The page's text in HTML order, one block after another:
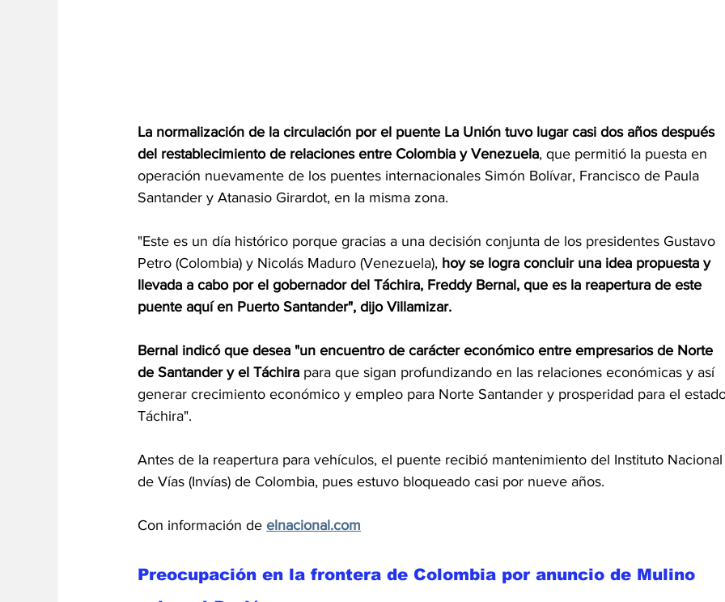
La normalización de la circulación por el puente La Unión tuvo lugar casi dos años después
del restablecimiento de relaciones entre Colombia y Venezuela, que permitió la puesta en
operación nuevamente de los puentes internacionales Simón Bolívar, Francisco de Paula
Santander y Atanasio Girardot, en la misma zona.
"Este es un día histórico porque gracias a una decisión conjunta de los presidentes Gustavo
Petro (Colombia) y Nicolás Maduro (Venezuela), hoy se logra concluir una idea propuesta y
llevada a cabo por el gobernador del Táchira, Freddy Bernal, que es la reapertura de este
puente aquí en Puerto Santander", dijo Villamizar.
Bernal indicó que desea "un encuentro de carácter económico entre empresarios de Norte
de Santander y el Táchira para que sigan profundizando en las relaciones económicas y así
generar crecimiento económico y empleo para Norte Santander y prosperidad para el
Táchira".
Antes de la reapertura para vehículos, el puente recibió mantenimiento del Instituto
de Vías (Invías) de Colombia, pues estuvo bloqueado casi por nueve años.
Con información de elnacional.com
Preocupación en la frontera de Colombia por anuncio de Mulino